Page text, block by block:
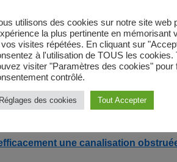
la plus petite race de
Cespetits chiens au cœur
rendant parfaitement adaptés
aussi un chien de garde
une canalisation
utilisons des cookies sur notre site web
la plus pertinente en mémorisant
visites répétées. En cliquant sur
à l'utilisation de TOUS les cookies.
visiter "Paramètres des cookies" pour
contrôlé.
Réglages des cookies Tout Accepter